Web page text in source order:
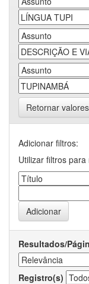
Retornar valores
Adicionar filtros:
Utilizar filtros
Resultados/
Registro(s)